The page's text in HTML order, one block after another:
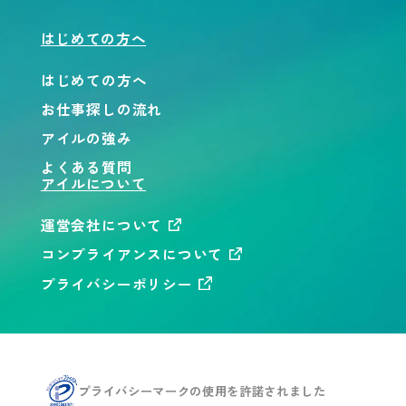
はじめての方へ
はじめての方へ
お仕事探しの流れ
アイルの強み
よくある質問
アイルについて
運営会社について
コンプライアンスについて
プライバシーポリシー
プライバシーマークの使用を許諾されました